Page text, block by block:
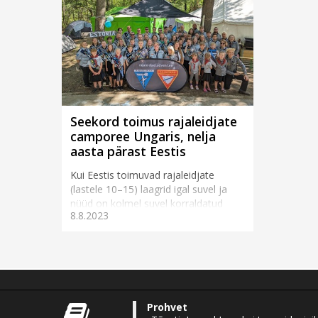
Seekord toimus rajaleidjate
camporee Ungaris, nelja
aasta pärast Eestis
Kui Eestis toimuvad rajaleidjate
(lastele 10–15) laagrid igal suvel ja
nüüd on kolmel suvel korraldatud
eraldi ka askeldajate (kuni
8.8.2023
Prohvet